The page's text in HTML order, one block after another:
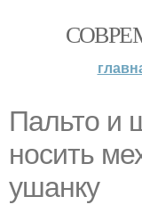
Пальто и
носить
ушанку